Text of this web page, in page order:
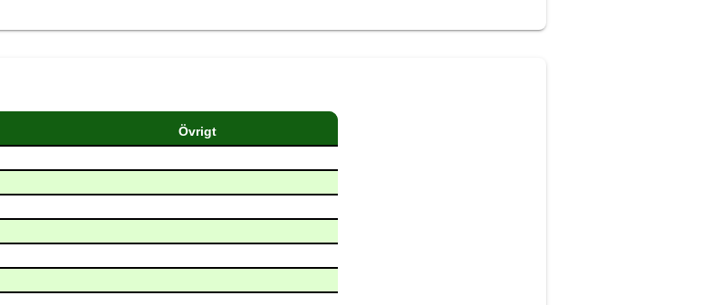
Övrigt